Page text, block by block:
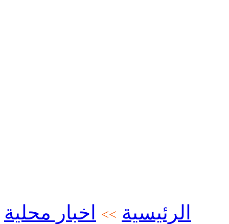
الرئيسية >>
اخبار محلية